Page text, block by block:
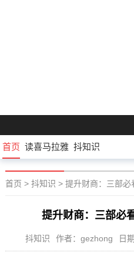
首页 读喜马拉雅 抖知识
首页 > 抖知识 > 提升财商：三部必
提升财商：三部必
抖知识 作者：gezhong 日